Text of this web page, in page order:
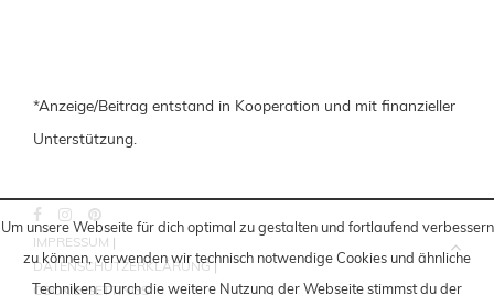
Um unsere Webseite für dich optimal zu gestalten und fortlaufend verbessern
zu können, verwenden wir technisch notwendige Cookies und ähnliche
Techniken. Durch die weitere Nutzung der Webseite stimmst du der
*Anzeige/Beitrag entstand in Kooperation und mit finanzieller
Unterstützung.
IMPRESSUM |
DATENSCHUTZERKLÄRUNG|
COOKIE-SETTINGS